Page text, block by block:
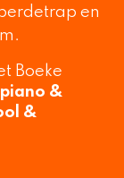
en
Boeke
piano &
&